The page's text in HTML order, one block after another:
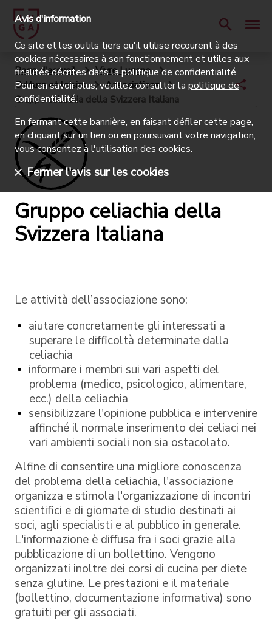
Page d'accueil
Vivre Lugano
Culture et loisirs
Associations
Gruppo celiachia della Svizzera Italiana
Gruppo celiachia della
Svizzera Italiana
Le attività dell’associazione sono:
aiutare concretamente gli interessati a
superare le difficoltà determinate dalla
celiachia
informare i membri sui vari aspetti del
problema (medico, psicologico, alimentare,
ecc.) della celiachia
sensibilizzare l'opinione pubblica e intervenire
affinché il normale inserimento dei celiaci nei
vari ambienti sociali non sia ostacolato.
Alfine di consentire una migliore conoscenza
del problema della celiachia, l'associazione
organizza e stimola l'organizzazione di incontri
scientifici e di giornate di studio destinati ai
soci, agli specialisti e al pubblico in generale.
L'informazione è diffusa fra i soci grazie alla
pubblicazione di un bollettino. Vengono
organizzati inoltre dei corsi di cucina per diete
senza glutine. Le prestazioni e il materiale
(bollettino, documentazione informativa) sono
gratuiti per gli associati.
Avis d'information
Ce site et les outils tiers qu'il utilise recourent à des
cookies nécessaires à son fonctionnement et utiles aux
finalités décrites dans la politique de confidentialité.
Pour en savoir plus, veuillez consulter la politique de
confidentialité.
En fermant cette bannière, en faisant défiler cette page,
en cliquant sur un lien ou en poursuivant votre navigation,
vous consentez à l'utilisation des cookies.
Fermer l'avis sur les cookies